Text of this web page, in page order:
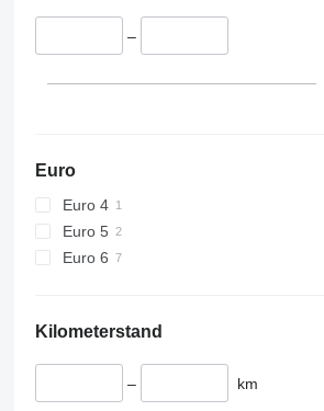
–
Euro
Euro 4
Euro 5
Euro 6
Kilometerstand
– km